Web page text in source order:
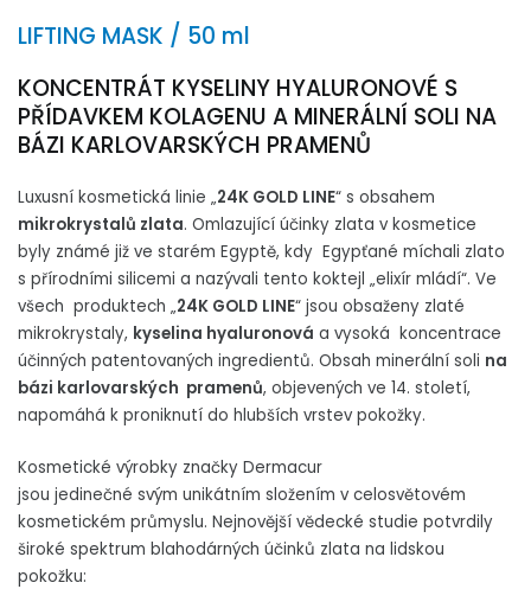
LIFTING MASK / 50 ml
KONCENTRÁT KYSELINY HYALURONOVÉ S
PŘÍDAVKEM KOLAGENU A MINERÁLNÍ SOLI NA
BÁZI KARLOVARSKÝCH PRAMENŮ
Luxusní kosmetická linie „24K GOLD LINE“ s obsahem
mikrokrystalů zlata. Omlazující účinky zlata v kosmetice
byly známé již ve starém Egyptě, kdy Egypťané míchali zlato
s přírodními silicemi a nazývali tento koktejl „elixír mládí“. Ve
všech produktech „24K GOLD LINE“ jsou obsaženy zlaté
mikrokrystaly, kyselina hyaluronová a vysoká koncentrace
účinných patentovaných ingredientů. Obsah minerální soli na
bázi karlovarských pramenů, objevených ve 14. století,
napomáhá k proniknutí do hlubších vrstev pokožky.
Kosmetické výrobky značky Dermacur
jsou jedinečné svým unikátním složením v celosvětovém
kosmetickém průmyslu. Nejnovější vědecké studie potvrdily
široké spektrum blahodárných účinků zlata na lidskou
pokožku: